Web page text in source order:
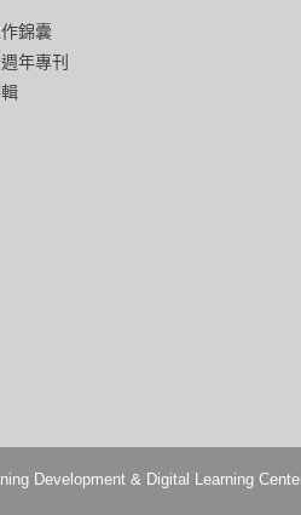
錦囊
年專刊
Development & Digital Learning